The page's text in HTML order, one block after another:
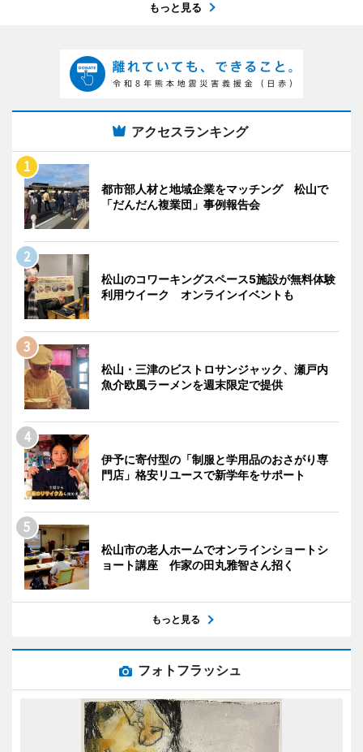
もっと見る
アクセスランキング
都市部人材と地域企業をマッチング 松山で
「だんだん複業団」事例報告会
松山のコワーキングスペース5施設が無料体験
利用ウイーク オンラインイベントも
松山・三津のビストロサンジャック、瀬戸内
魚介欧風ラーメンを週末限定で提供
伊予に寄付型の「制服と学用品のおさがり専
門店」格安リユースで新学年をサポート
松山市の老人ホームでオンラインショートシ
ョート講座 作家の田丸雅智さん招く
もっと見る
フォトフラッシュ